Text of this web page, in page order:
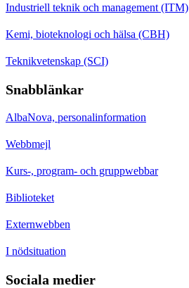
Industriell teknik och management (ITM)
Kemi, bioteknologi och hälsa (CBH)
Teknikvetenskap (SCI)
Snabblänkar
AlbaNova, personalinformation
Webbmejl
Kurs-, program- och gruppwebbar
Biblioteket
Externwebben
I nödsituation
Sociala medier